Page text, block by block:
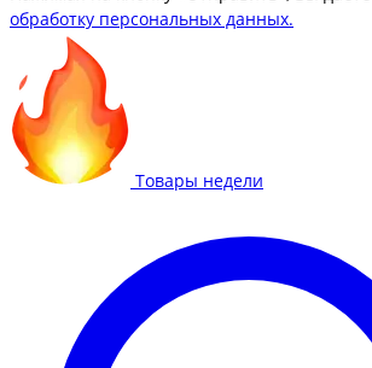
обработку персональных данных.
Товары недели